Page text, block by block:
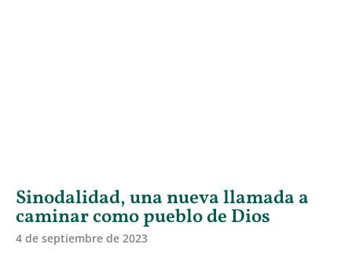
Sinodalidad, una nueva llamada a
caminar como pueblo de Dios
4 de septiembre de 2023